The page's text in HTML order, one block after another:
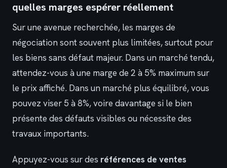
quelles marges espérer réellement
Sur une avenue recherchée, les marges de
négociation sont souvent plus limitées, surtout pour
les biens sans défaut majeur. Dans un marché tendu,
attendez-vous à une marge de 2 à 5% maximum sur
le prix affiché. Dans un marché plus équilibré, vous
pouvez viser 5 à 8%, voire davantage si le bien
présente des défauts visibles ou nécessite des
travaux importants.
Appuyez-vous sur des références de ventes